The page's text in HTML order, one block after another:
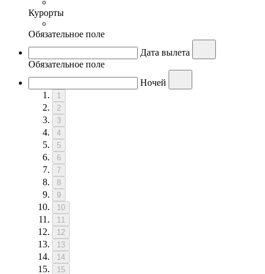
Курорты
Обязательное поле
Дата вылета
Обязательное поле
Ночей
1
2
3
4
5
6
7
8
9
10
11
12
13
14
15